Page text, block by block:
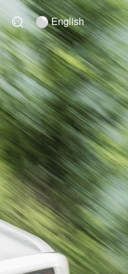
English